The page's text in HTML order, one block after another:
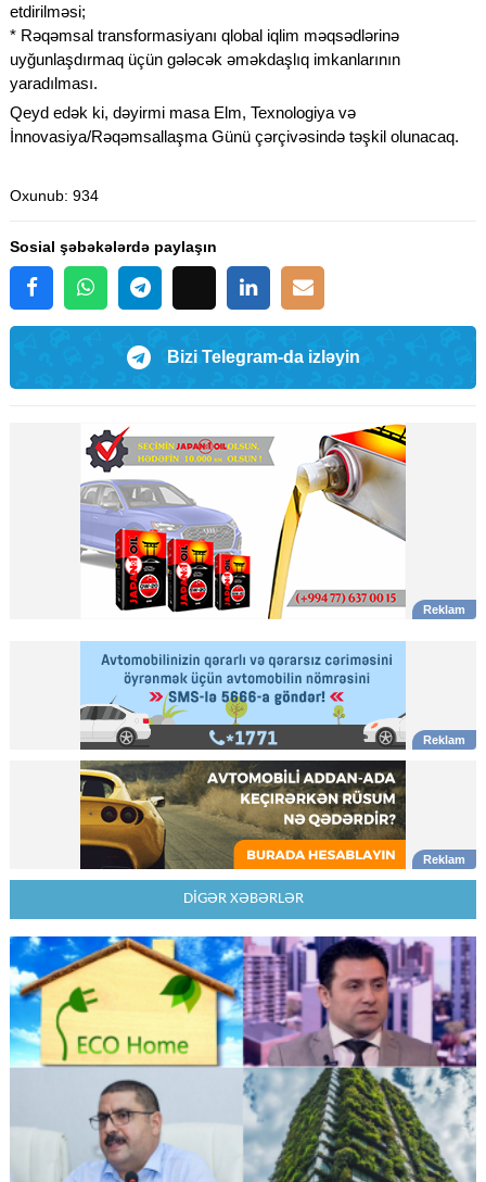
etdirilməsi;
* Rəqəmsal transformasiyanı qlobal iqlim məqsədlərinə
uyğunlaşdırmaq üçün gələcək əməkdaşlıq imkanlarının
yaradılması.
Qeyd edək ki, dəyirmi masa Elm, Texnologiya və
İnnovasiya/Rəqəmsallaşma Günü çərçivəsində təşkil olunacaq.
Oxunub: 934
Sosial şəbəkələrdə paylaşın
Bizi Telegram-da izləyin
DİGƏR XƏBƏRLƏR